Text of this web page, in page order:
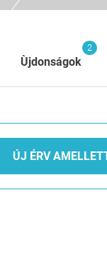
Ùjdonságok
2
ÚJ ÉRV